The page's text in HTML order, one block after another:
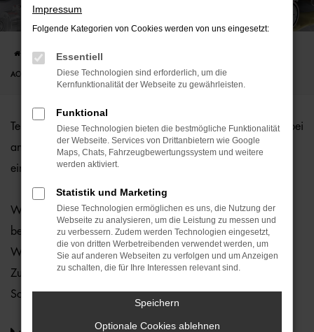
ORIGINALTEILE & ACCESSOIRES
VON A BIS Z
Startseite WARTUNG & REPARATUR
ACCESSOIRES
Teile und Zubehör sind bei uns durchweg günstig, ohne dabei
an Qualität einzubüßen. Unsere Lösungen orientieren sich
einzig und allein an den Bedürfnissen unserer Kunden.
Wir legen dabei größten Wert auf einwandfreie Ware und
beliefern Sie mit Originalersatzteilen & Identteilen nach
Wunsch. Selbstverständlich gehören zu unserem Teile- und
Zubehörservice auch Verschleißteile sowie Öl und
Schmierstoffe.
Impressum
Folgende Kategorien von Cookies werden von uns eingesetzt:
Essentiell
Diese Technologien sind erforderlich, um die
Kernfunktionalität der Webseite zu gewährleisten.
Funktional
Diese Technologien bieten die bestmögliche Funktionalität
der Webseite. Services von Drittanbietern wie Google
Maps, Chats, Fahrzeugbewertungssystem und weitere
werden aktiviert.
Statistik und Marketing
Diese Technologien ermöglichen es uns, die Nutzung der
Webseite zu analysieren, um die Leistung zu messen und
zu verbessern. Zudem werden Technologien eingesetzt,
die von dritten Werbetreibenden verwendet werden, um
Sie auf anderen Webseiten zu verfolgen und um Anzeigen
zu schalten, die für Ihre Interessen relevant sind.
Speichern
Optionale Cookies ablehnen